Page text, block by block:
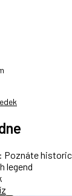
Poznáte
legend